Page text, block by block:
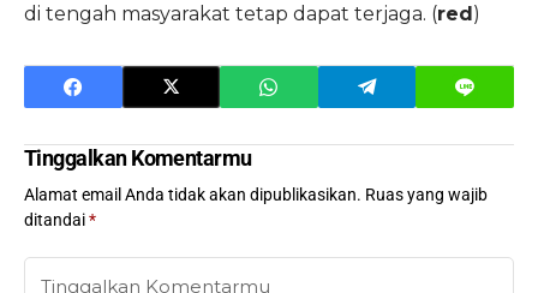
di tengah masyarakat tetap dapat terjaga. (red)
Tinggalkan Komentarmu
Alamat email Anda tidak akan dipublikasikan. Ruas yang wajib
ditandai*